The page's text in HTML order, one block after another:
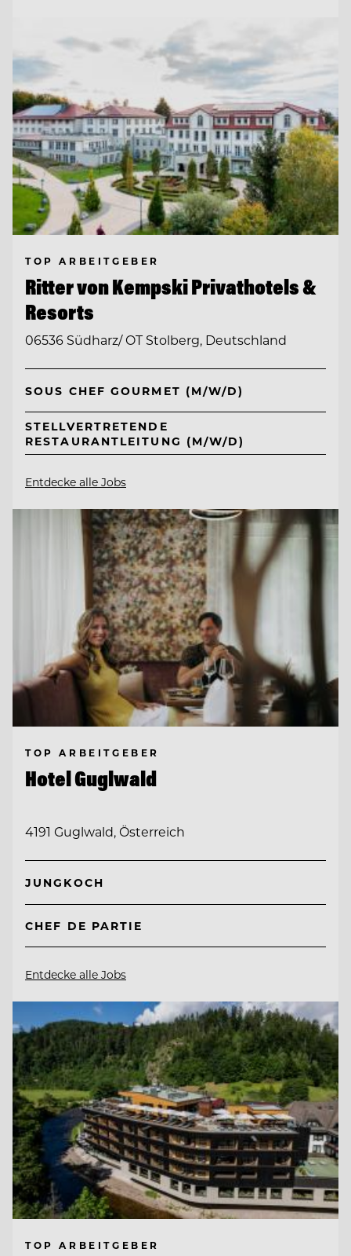
TOP ARBEITGEBER
Ritter von Kempski Privathotels &
Resorts
06536 Südharz/ OT Stolberg, Deutschland
SOUS CHEF GOURMET (M/W/D)
STELLVERTRETENDE
RESTAURANTLEITUNG (M/W/D)
Entdecke alle Jobs
TOP ARBEITGEBER
Hotel Guglwald
4191 Guglwald, Österreich
JUNGKOCH
CHEF DE PARTIE
Entdecke alle Jobs
TOP ARBEITGEBER